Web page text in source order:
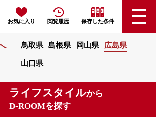
お気に入り 閲覧履歴 保存した条件
鳥取県 島根県 岡山県 広島県
山口県
ライフスタイルから
D-ROOMを探す